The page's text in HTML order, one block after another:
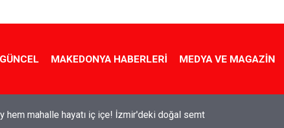
GÜNCEL MAKEDONYA HABERLERI MEDYA VE MAGAZIN
hem mahalle hayatı iç içe! İzmir'deki doğal semt